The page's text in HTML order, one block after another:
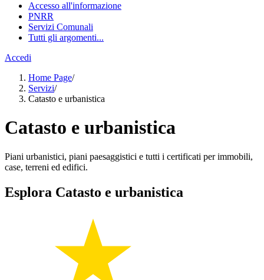
Accesso all'informazione
PNRR
Servizi Comunali
Tutti gli argomenti...
Accedi
Home Page/
Servizi/
Catasto e urbanistica
Catasto e urbanistica
Piani urbanistici, piani paesaggistici e tutti i certificati per immobili,
case, terreni ed edifici.
Esplora Catasto e urbanistica